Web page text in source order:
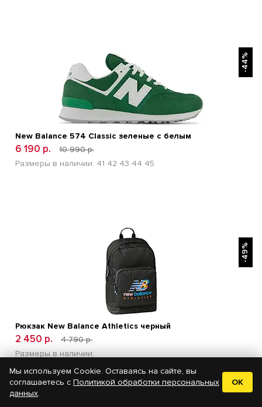
-44%
New Balance 574 Classic зеленые с белым
6 190 р.
10 990 р.
Размеры в наличии: 41 42 43 44 45
БЫСТРЫЙ ПРОСМОТР
-49%
Рюкзак New Balance Athletics черный
2 450 р.
4 790 р.
Размеры в наличии:
Мы используем Cookie. Оставаясь на сайте, вы
соглашаетесь с Политикой обработки персональных
данных.
OK